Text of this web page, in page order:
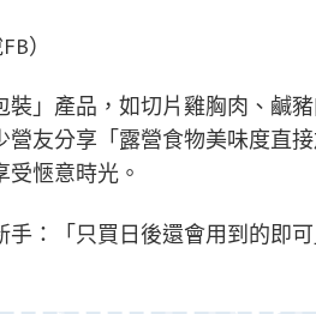
）
」產品，如切片雞胸肉、鹹
友分享「露營食物美味度直
愜意時光。
：「只買日後還會用到的即